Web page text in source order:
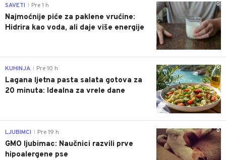
0
SAVETI Pre 1 h
Najmoćnije piće za paklene vrućine:
Hidrira kao voda, ali daje više energije
0
KUHINJA Pre 10 h
Lagana ljetna pasta salata gotova za
20 minuta: Idealna za vrele dane
0
LJUBIMCI Pre 19 h
GMO ljubimac: Naučnici razvili prve
hipoalergene pse